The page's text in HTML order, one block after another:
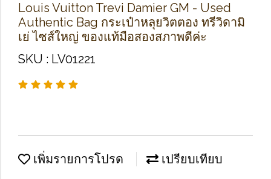
Louis Vuitton Trevi Damier GM - Used
Authentic Bag กระเป๋าหลุยวิตตอง ทรีวิดามิ
เย่ ไซส์ใหญ่ ของแท้มือสองสภาพดีค่ะ
SKU : LV01221
เพิ่มรายการโปรด เปรียบเทียบ